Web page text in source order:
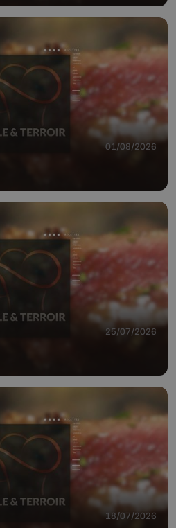
01/08/2026
25/07/2026
18/07/2026